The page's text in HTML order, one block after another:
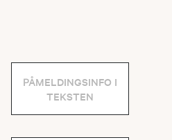
PÅMELDINGSINFO I
TEKSTEN